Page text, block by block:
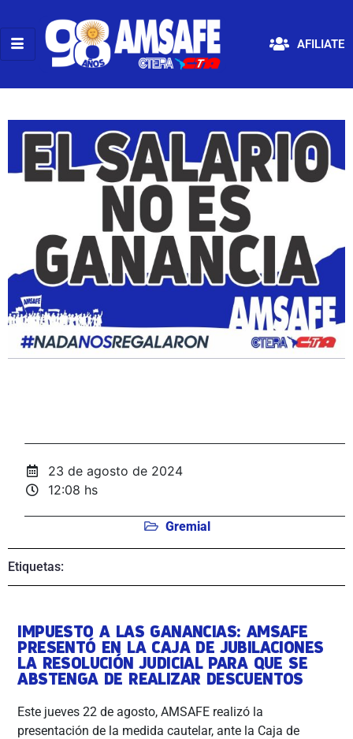
AFILIATE
23 de agosto de 2024
12:08 hs
Gremial
Etiquetas:
IMPUESTO A LAS GANANCIAS: AMSAFE
PRESENTÓ EN LA CAJA DE JUBILACIONES
LA RESOLUCIÓN JUDICIAL PARA QUE SE
ABSTENGA DE REALIZAR DESCUENTOS
Este jueves 22 de agosto, AMSAFE realizó la
presentación de la medida cautelar, ante la Caja de